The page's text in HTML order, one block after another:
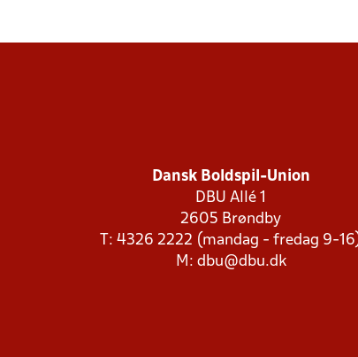
Dansk Boldspil-Union
DBU Allé 1
2605 Brøndby
T: 4326 2222 (mandag - fredag 9-
M: dbu@dbu.dk